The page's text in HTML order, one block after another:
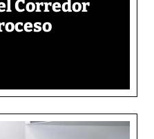
Corredor